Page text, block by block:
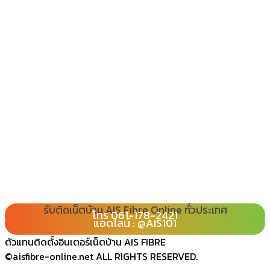
รับติดเน็ตบ้าน AIS Fibre Online ทั่วประเทศ
โทร 080-065-2989โทร 061-178-2421
Line : @ais101 แอดไลน์ : @AIS101
ตัวแทนติดตั้งอินเตอร์เน็ตบ้าน AIS FIBRE
©aisfibre-online.net ALL RIGHTS RESERVED.